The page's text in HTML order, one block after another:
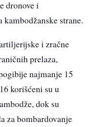
dronove i
kambodžanske strane.
i zračne
prelaza,
najmanje 15
korišćeni su u
dok su
za bombardovanje